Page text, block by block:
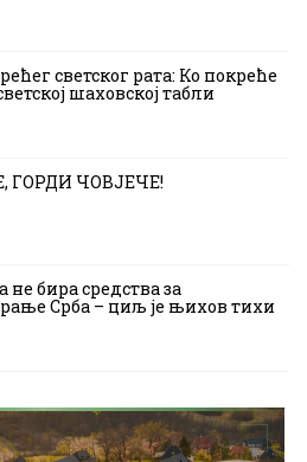
светског рата: Ко покреће
шаховској табли
ГОРДИ ЧОВЈЕЧЕ!
бира средства за
Срба – циљ је њихов тихи